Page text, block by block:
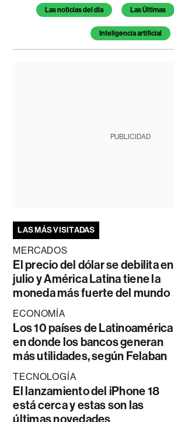
Temas de este artículo
Las noticias del día Las Últimas
Inteligencia artificial
PUBLICIDAD
LAS MÁS VISITADAS
MERCADOS
El precio del dólar se debilita en
julio y América Latina tiene la
moneda más fuerte del mundo
ECONOMÍA
Los 10 países de Latinoamérica
en donde los bancos generan
más utilidades, según Felaban
TECNOLOGÍA
El lanzamiento del iPhone 18
está cerca y estas son las
últimas novedades